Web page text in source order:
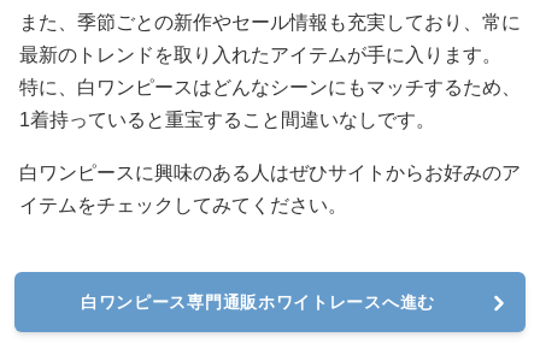
また、季節ごとの新作やセール情報も充実しており、常に
最新のトレンドを取り入れたアイテムが手に入ります。
特に、白ワンピースはどんなシーンにもマッチするため、
1着持っていると重宝すること間違いなしです。
白ワンピースに興味のある人はぜひサイトからお好みのア
イテムをチェックしてみてください。
白ワンピース専門通販ホワイトレースへ進む